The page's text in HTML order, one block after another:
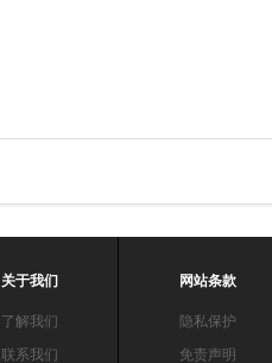
关于我们
了解我们
联系我们
网站条款
隐私保护
免责声明